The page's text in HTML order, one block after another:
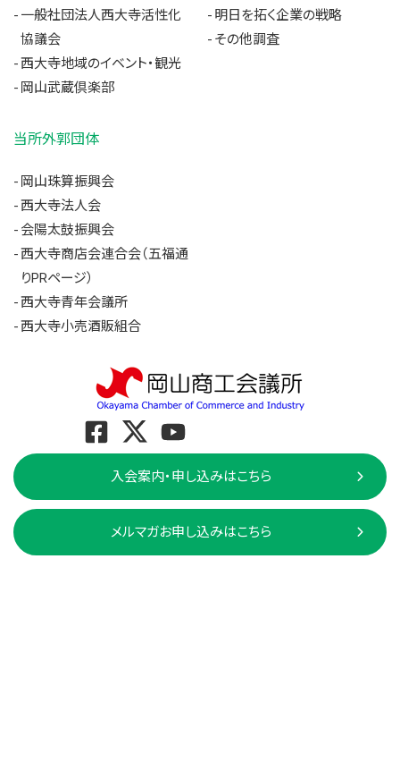
一般社団法人西大寺活性化
協議会
西大寺地域のイベント・観光
岡山武蔵倶楽部
明日を拓く企業の戦略
その他調査
当所外郭団体
岡山珠算振興会
西大寺法人会
会陽太鼓振興会
西大寺商店会連合会（五福通
りPRページ）
西大寺青年会議所
西大寺小売酒販組合
入会案内・申し込みはこちら
メルマガお申し込みはこちら